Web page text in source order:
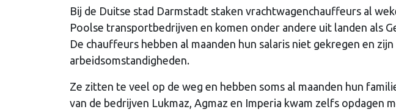
Bij de Duitse stad Darmstadt staken vrachtwagenchauffeurs al
Poolse transportbedrijven en komen onder andere uit landen als
De chauffeurs hebben al maanden hun salaris niet gekregen en
arbeidsomstandigheden.
Ze zitten te veel op de weg en hebben soms al maanden hun
van de bedrijven Lukmaz, Agmaz en Imperia kwam zelfs opdagen